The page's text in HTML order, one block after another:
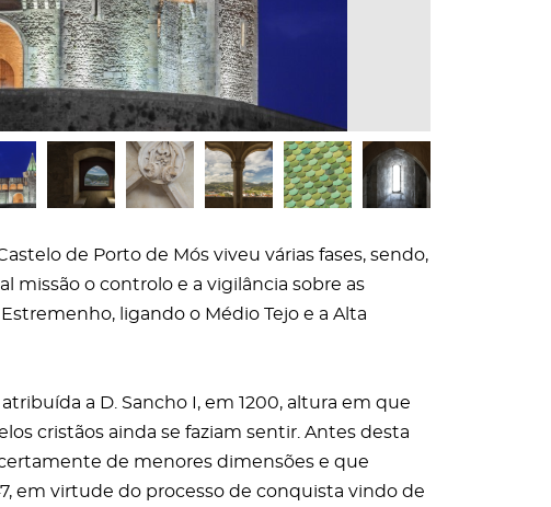
de Porto de Mós viveu várias fases, sendo,
missão o controlo e a vigilância sobre as
ligando o Médio Tejo e a Alta
a D. Sancho I, em 1200, altura em que
cristãos ainda se faziam sentir. Antes desta
de menores dimensões e que
em virtude do processo de conquista vindo de